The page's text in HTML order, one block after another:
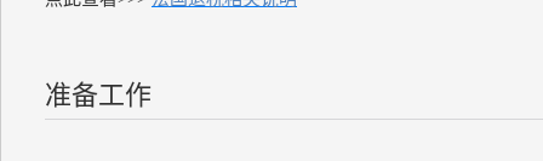
准备工作